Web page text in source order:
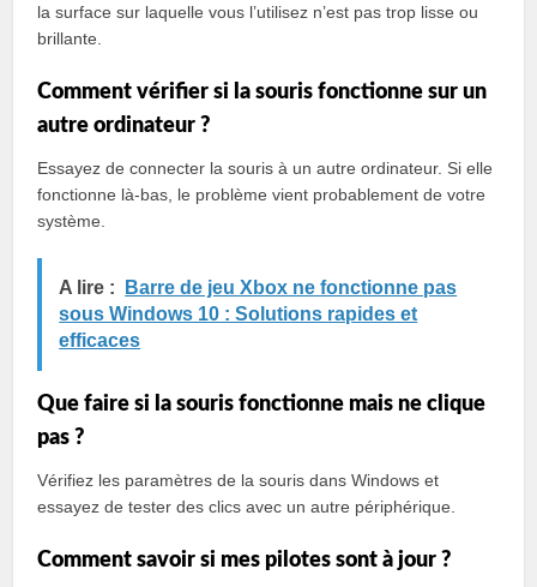
la surface sur laquelle vous l’utilisez n’est pas trop lisse ou
brillante.
Comment vérifier si la souris fonctionne sur un
autre ordinateur ?
Essayez de connecter la souris à un autre ordinateur. Si elle
fonctionne là-bas, le problème vient probablement de votre
système.
A lire :
Barre de jeu Xbox ne fonctionne pas
sous Windows 10 : Solutions rapides et
efficaces
Que faire si la souris fonctionne mais ne clique
pas ?
Vérifiez les paramètres de la souris dans Windows et
essayez de tester des clics avec un autre périphérique.
Comment savoir si mes pilotes sont à jour ?